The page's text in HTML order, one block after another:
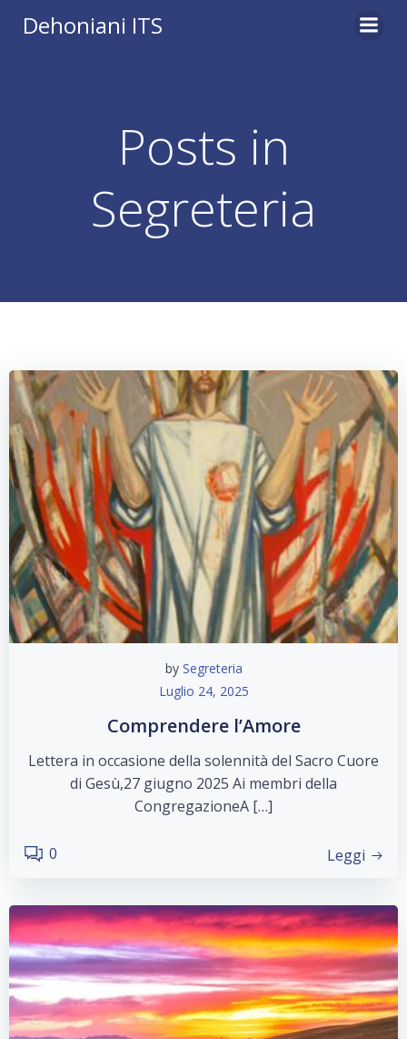
Dehoniani ITS
Posts in
Segreteria
by Segreteria
Luglio 24, 2025
Comprendere l’Amore
Lettera in occasione della solennità del Sacro Cuore
di Gesù,27 giugno 2025 Ai membri della
CongregazioneA […]
0 Leggi